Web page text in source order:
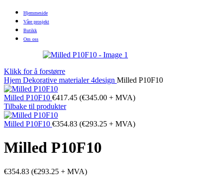
Hjemmeside
Våre prosjekt
Butikk
Om oss
Klikk for å forstørre
Hjem Dekorative materialer4design Milled P10F10
Milled P10F10 €417.45 (€345.00 + MVA)
Tilbake til produkter
Milled P10F10 €354.83 (€293.25 + MVA)
Milled P10F10
€354.83 (€293.25 + MVA)